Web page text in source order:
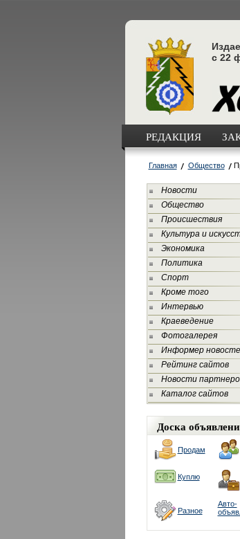
с 22
РЕДАКЦИЯ
Главная Общество
Новости
Общество
Происшествия
Культура и
Экономика
Политика
Спорт
Кроме того
Интервью
Краеведение
Фотогалерея
Информер
Рейтинг сайтов
Новости
Каталог сайтов
Доска
Продам
Куплю
Разное
Авто-